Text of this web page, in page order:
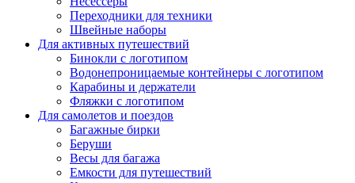
Переходники для техники
Швейные наборы
Для активных путешествий
Бинокли с логотипом
Водонепроницаемые контейнеры с логотипом
Карабины и держатели
Фляжки с логотипом
Для самолетов и поездов
Багажные бирки
Беруши
Весы для багажа
Емкости для путешествий